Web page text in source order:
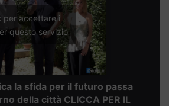
per accettare i
questo servizio
la sfida per il futuro passa
della città CLICCA PER IL